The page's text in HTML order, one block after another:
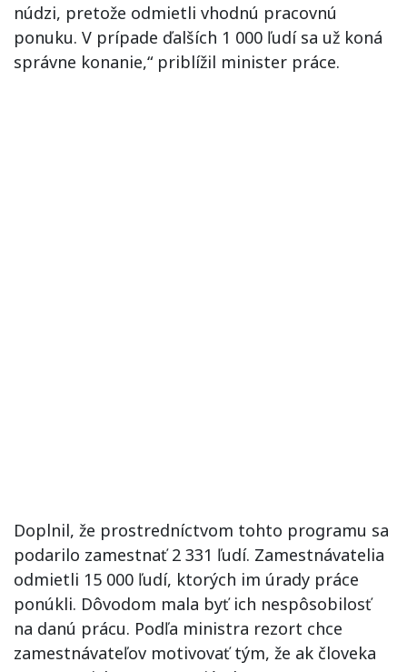
núdzi, pretože odmietli vhodnú pracovnú
ponuku. V prípade ďalších 1 000 ľudí sa už koná
správne konanie,“ priblížil minister práce.
Doplnil, že prostredníctvom tohto programu sa
podarilo zamestnať 2 331 ľudí. Zamestnávatelia
odmietli 15 000 ľudí, ktorých im úrady práce
ponúkli. Dôvodom mala byť ich nespôsobilosť
na danú prácu. Podľa ministra rezort chce
zamestnávateľov motivovať tým, že ak človeka